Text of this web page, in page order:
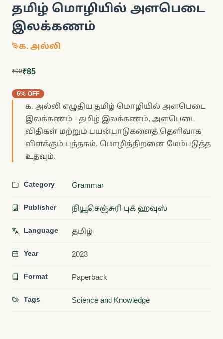
தமிழ் மொழியில் அளபெடை
இலக்கணம்
க. அல்லி
₹90₹85
6% OFF
க. அல்லி எழுதிய தமிழ் மொழியில் அளபெடை
இலக்கணம் - தமிழ் இலக்கணம், அளபெடை
விதிகள் மற்றும் பயன்பாடுகளைத் தெளிவாக
விளக்கும் புத்தகம். மொழித்திறனை மேம்படுத்த
உதவும்.
Category Grammar
Publisher நியூசெஞ்சுரி புக் ஹவுஸ்
Language தமிழ்
Year 2023
Format Paperback
Tags Science and Knowledge